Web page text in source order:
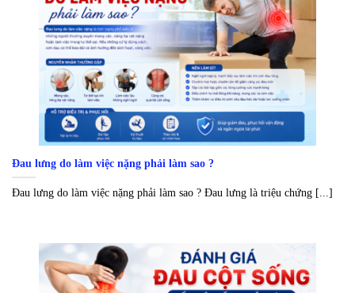
Đau lưng do làm việc nặng phải làm sao ?
Đau lưng do làm việc nặng phải làm sao ? Đau lưng là triệu chứng [...]